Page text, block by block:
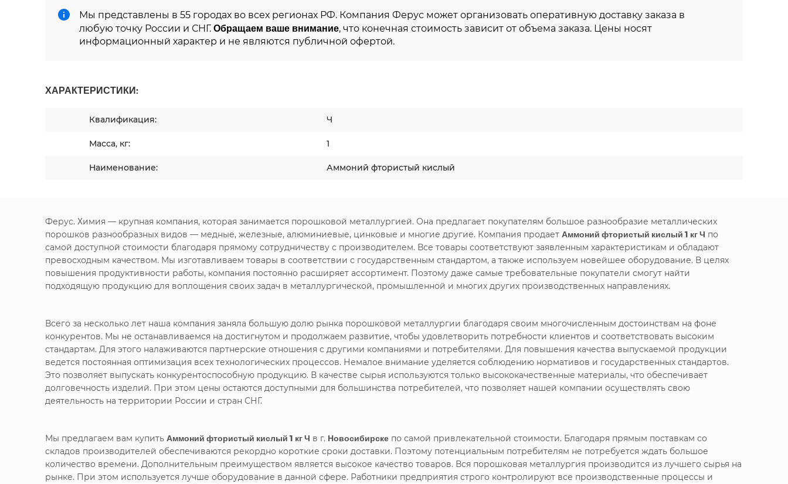
Мы представлены в 55 городах во всех регионах РФ. Компания Ферус может организовать оперативную доставку заказа в
любую точку России и СНГ. Обращаем ваше внимание, что конечная стоимость зависит от объема заказа. Цены носят
информационный характер и не являются публичной офертой.
ХАРАКТЕРИСТИКИ:
Квалификация: Ч
Масса, кг: 1
Наименование: Аммоний фтористый кислый
Ферус. Химия — крупная компания, которая занимается порошковой металлургией. Она предлагает покупателям большое разнообразие металлических
порошков разнообразных видов — медные, железные, алюминиевые, цинковые и многие другие. Компания продает Аммоний фтористый кислый 1 кг Ч по
самой доступной стоимости благодаря прямому сотрудничеству с производителем. Все товары соответствуют заявленным характеристикам и обладают
превосходным качеством. Мы изготавливаем товары в соответствии с государственным стандартом, а также используем новейшее оборудование. В целях
повышения продуктивности работы, компания постоянно расширяет ассортимент. Поэтому даже самые требовательные покупатели смогут найти
подходящую продукцию для воплощения своих задач в металлургической, промышленной и многих других производственных направлениях.
Всего за несколько лет наша компания заняла большую долю рынка порошковой металлургии благодаря своим многочисленным достоинствам на фоне
конкурентов. Мы не останавливаемся на достигнутом и продолжаем развитие, чтобы удовлетворить потребности клиентов и соответствовать высоким
стандартам. Для этого налаживаются партнерские отношения с другими компаниями и потребителями. Для повышения качества выпускаемой продукции
ведется постоянная оптимизация всех технологических процессов. Немалое внимание уделяется соблюдению нормативов и государственных стандартов.
Это позволяет выпускать конкурентоспособную продукцию. В качестве сырья используются только высококачественные материалы, что обеспечивает
долговечность изделий. При этом цены остаются доступными для большинства потребителей, что позволяет нашей компании осуществлять свою
деятельность на территории России и стран СНГ.
Мы предлагаем вам купить Аммоний фтористый кислый 1 кг Ч в г. Новосибирске по самой привлекательной стоимости. Благодаря прямым поставкам со
складов производителей обеспечиваются рекордно короткие сроки доставки. Поэтому потенциальным потребителям не потребуется ждать большое
количество времени. Дополнительным преимуществом является высокое качество товаров. Вся порошковая металлургия производится из лучшего сырья на
рынке. При этом используется лучше оборудование в данной сфере. Работники предприятия строго контролируют все производственные процессы и